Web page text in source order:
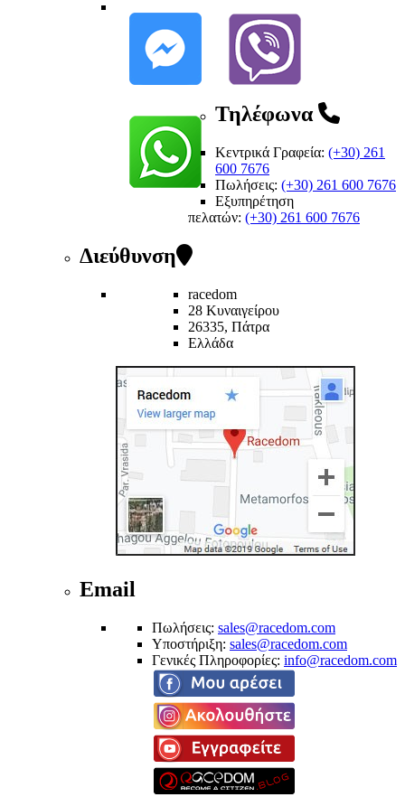
Τηλέφωνα
Κεντρικά Γραφεία: (+30) 261
600 7676
Πωλήσεις: (+30) 261 600 7676
Εξυπηρέτηση
πελατών: (+30) 261 600 7676
Διεύθυνση
racedom
28 Κυναιγείρου
26335, Πάτρα
Ελλάδα
Email
Πωλήσεις: sales@racedom.com
Υποστήριξη: sales@racedom.com
Γενικές Πληροφορίες: info@racedom.com